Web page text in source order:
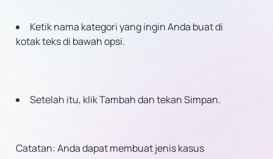
Ketik nama kategori yang ingin Anda buat di
kotak teks di bawah opsi.
Setelah itu, klik Tambah dan tekan Simpan.
Catatan: Anda dapat membuat jenis kasus